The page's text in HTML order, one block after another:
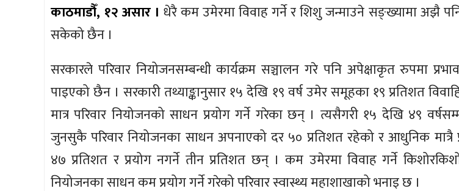
काठमाडौँ, १२ असार । धेरै कम उमेरमा विवाह गर्ने र शिशु जन्माउने सङ्ख्यामा अझै
सकेको छैन ।
सरकारले परिवार नियोजनसम्बन्धी कार्यक्रम सञ्चालन गरे पनि अपेक्षाकृत रुपमा
पाइएको छैन । सरकारी तथ्याङ्कानुसार १५ देखि १९ वर्ष उमेर समूहका १९ प्रतिशत
मात्र परिवार नियोजनको साधन प्रयोग गर्ने गरेका छन् । त्यसैगरी १५ देखि ४९
जुनसुकै परिवार नियोजनका साधन अपनाएको दर ५० प्रतिशत रहेको र आधुनिक मात्रै
४७ प्रतिशत र प्रयोग नगर्ने तीन प्रतिशत छन् । कम उमेरमा विवाह गर्ने
नियोजनका साधन कम प्रयोग गर्ने गरेको परिवार स्वास्थ्य महाशाखाको भनाइ छ ।